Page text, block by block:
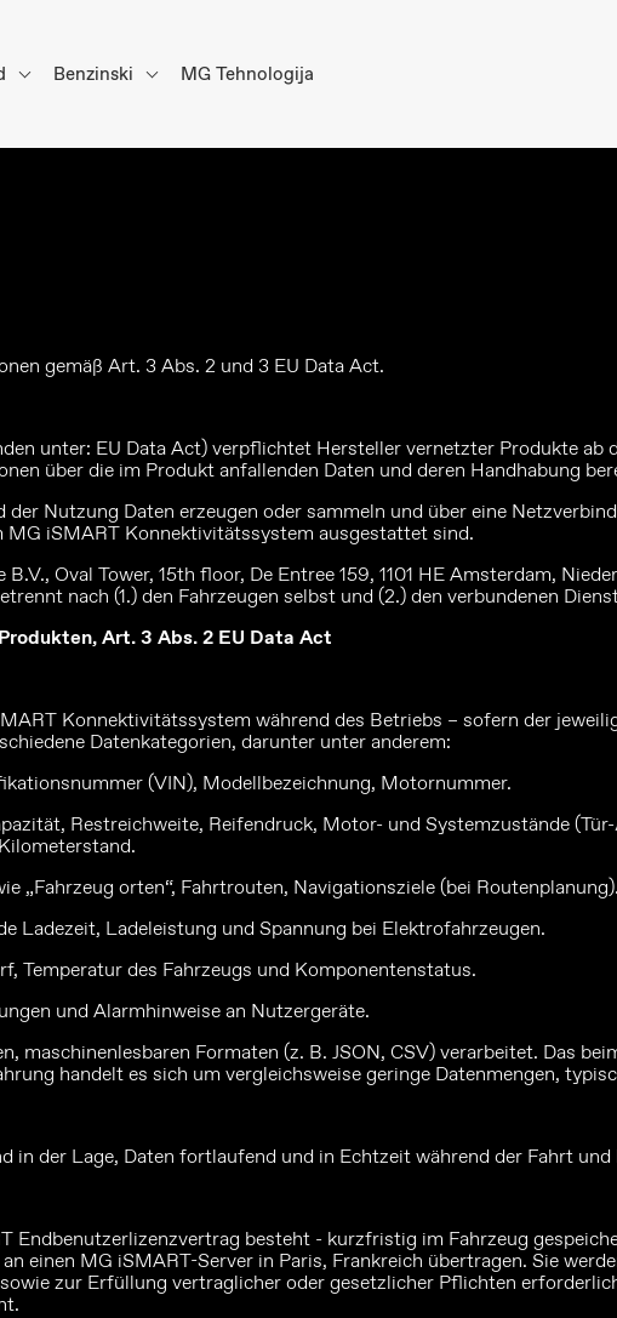
Benzinski MG Tehnologija
gemäß Art. 3 Abs. 2 und 3 EU Data Act.
unter: EU Data Act) verpflichtet Hersteller vernetzter Produkte ab
über die im Produkt anfallenden Daten und deren Handhabung
Nutzung Daten erzeugen oder sammeln und über eine
MG iSMART Konnektivitätssystem ausgestattet sind.
Oval Tower, 15th floor, De Entree 159, 1101 HE Amsterdam,
nach (1.) den Fahrzeugen selbst und (2.) den verbundenen
Art. 3 Abs. 2 EU Data Act
Konnektivitätssystem während des Betriebs – sofern der
Datenkategorien, darunter unter anderem:
(VIN), Modellbezeichnung, Motornummer.
Restreichweite, Reifendruck, Motor- und Systemzustände
„Fahrzeug orten“, Fahrtrouten, Navigationsziele (bei Routenplanung).
Ladezeit, Ladeleistung und Spannung bei Elektrofahrzeugen.
Temperatur des Fahrzeugs und Komponentenstatus.
und Alarmhinweise an Nutzergeräte.
maschinenlesbaren Formaten (z. B. JSON, CSV) verarbeitet. Das
handelt es sich um vergleichsweise geringe Datenmengen,
in der Lage, Daten fortlaufend und in Echtzeit während der Fahrt
Endbenutzerlizenzvertrag besteht - kurzfristig im Fahrzeug
einen MG iSMART-Server in Paris, Frankreich übertragen. Sie
zur Erfüllung vertraglicher oder gesetzlicher Pflichten